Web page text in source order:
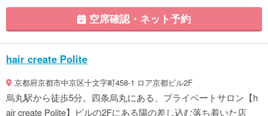
空席確認・ネット予約
hair create Polite
京都府京都市中京区十文字町458-1 ロア京都ビル2F
烏丸駅から徒歩5分。四条烏丸にある、プライベートサロン【h
air create Polite】ビルの2Fにある陽の差し込む落ち着いた店